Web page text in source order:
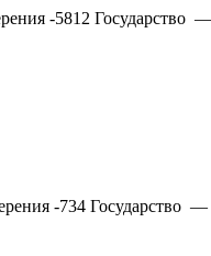
-5812 Государство
-734 Государство